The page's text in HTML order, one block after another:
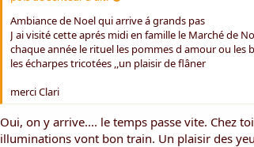
Ambiance de Noel qui arrive á grands pas
J ai visité cette aprés midi en famille le Marché de
chaque année le rituel les pommes d amour ou les
les écharpes tricotées ,,un plaisir de flâner
merci Clari
Oui, on y arrive.... le temps passe vite. Chez
illuminations vont bon train. Un plaisir des